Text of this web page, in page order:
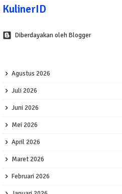
KulinerID
Diberdayakan oleh Blogger
Agustus 2026
Juli 2026
Juni 2026
Mei 2026
April 2026
Maret 2026
Februari 2026